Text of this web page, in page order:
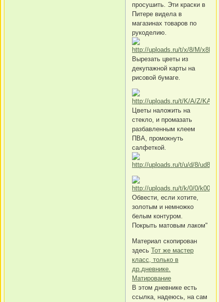
просушить. Эти краски в
Питере видела в
магазинах товаров по
рукоделию.
Вырезать цветы из
декупажной карты на
рисовой бумаге.
Цветы наложить на
стекло, и промазать
разбавленным клеем
ПВА, промокнуть
салфеткой.
Обвести, если хотите,
золотым и немножко
белым контуром.
Покрыть матовым лаком"
Материал скопирован
здесь Тот же мастер
класс, только в
др.дневнике.
Матирование
В этом дневнике есть
ссылка, надеюсь, на сам